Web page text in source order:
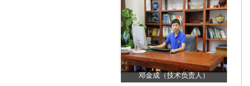
关庆焕（总经理）